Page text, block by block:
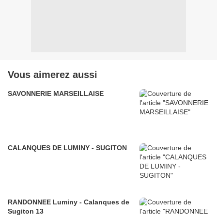
Vous aimerez aussi
SAVONNERIE MARSEILLAISE
CALANQUES DE LUMINY - SUGITON
RANDONNEE Luminy - Calanques de
Sugiton 13